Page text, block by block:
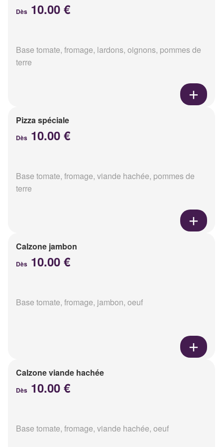
Dès 10.00 €
Base tomate, fromage, lardons, oignons, pommes de
terre
Pizza spéciale
Dès 10.00 €
Base tomate, fromage, viande hachée, pommes de
terre
Calzone jambon
Dès 10.00 €
Base tomate, fromage, jambon, oeuf
Calzone viande hachée
Dès 10.00 €
Base tomate, fromage, viande hachée, oeuf